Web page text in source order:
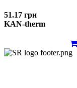
51.17 грн
KAN-therm